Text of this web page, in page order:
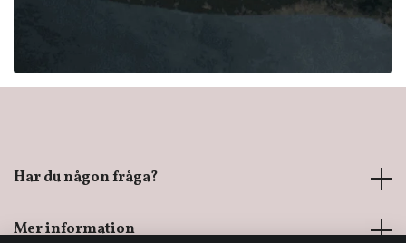
Har du någon fråga?
Mer information